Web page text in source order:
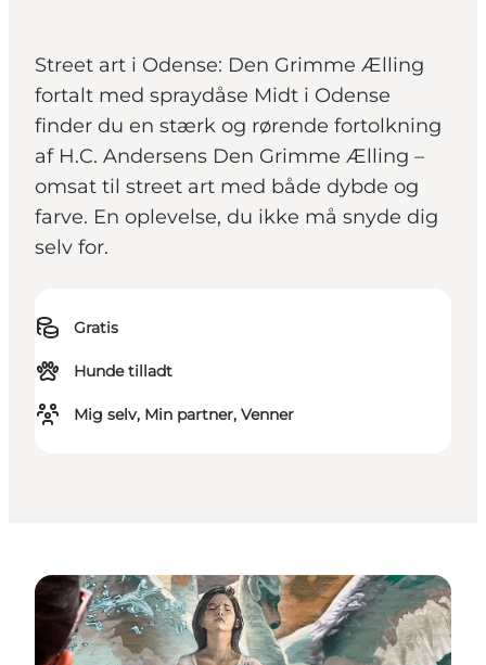
Street art i Odense: Den Grimme Ælling
fortalt med spraydåse Midt i Odense
finder du en stærk og rørende fortolkning
af H.C. Andersens Den Grimme Ælling –
omsat til street art med både dybde og
farve. En oplevelse, du ikke må snyde dig
selv for.
Gratis
Hunde tilladt
Mig selv, Min partner, Venner